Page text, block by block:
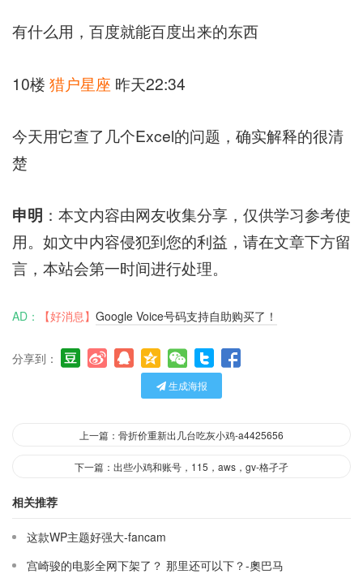
有什么用，百度就能百度出来的东西
10楼 猎户星座 昨天22:34
今天用它查了几个Excel的问题，确实解释的很清
楚
申明 ：本文内容由网友收集分享，仅供学习参考使
用。如文中内容侵犯到您的利益，请在文章下方留
言，本站会第一时间进行处理。
AD： 【好消息】 Google Voice号码支持自助购买了！
分享到：
生成海报
上一篇：骨折价重新出几台吃灰小鸡-a4425656
下一篇：出些小鸡和账号，115，aws，gv-格孑孑
相关推荐
这款WP主题好强大-fancam
宫崎骏的电影全网下架了？ 那里还可以下？-奧巴马